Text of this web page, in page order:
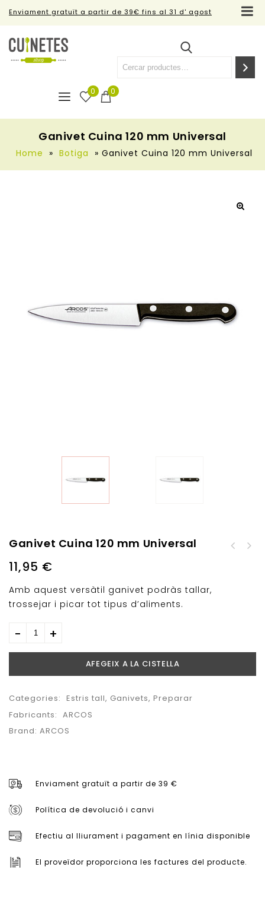
Enviament gratuït a partir de 39€ fins al 31 d' agost
0
0
Ganivet Cuina 120 mm Universal
Home » Botiga » Ganivet Cuina 120 mm Universal
Ganivet Cuina 120 mm Universal
11,95 €
Amb aquest versàtil ganivet podràs tallar,
trossejar i picar tot tipus d’aliments.
AFEGEIX A LA CISTELLA
Categories: Estris tall, Ganivets, Preparar
Fabricants: ARCOS
Brand: ARCOS
Enviament gratuït a partir de 39 €
Política de devolució i canvi
Efectiu al lliurament i pagament en línia disponible
El proveïdor proporciona les factures del producte.